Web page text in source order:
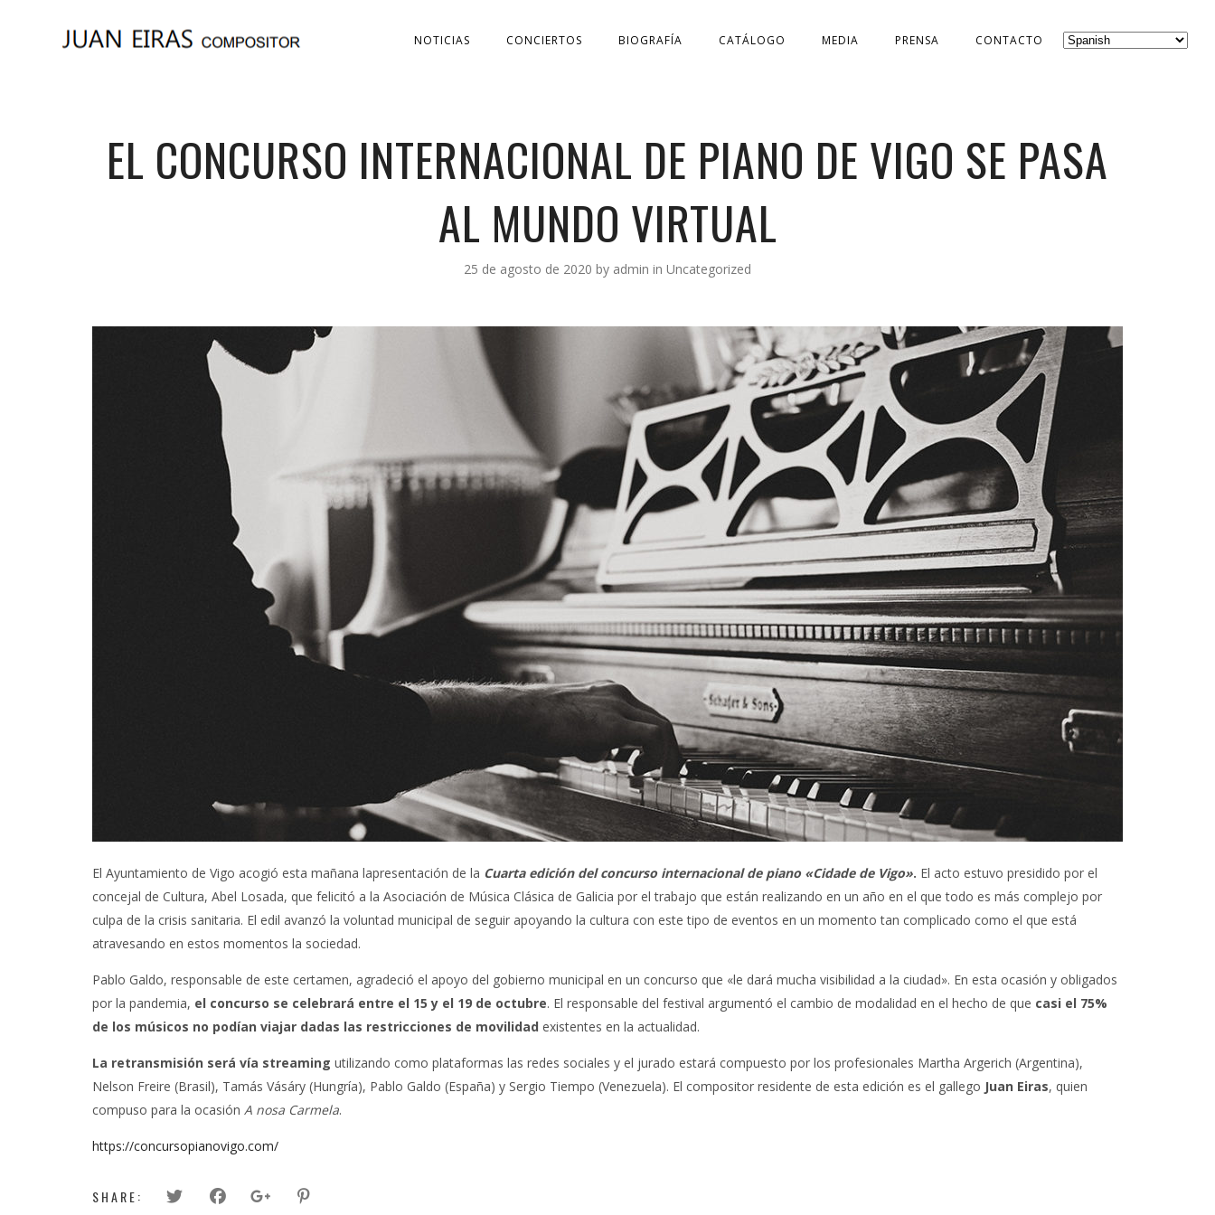
NOTICIAS CONCIERTOS BIOGRAFÍA CATÁLOGO MEDIA PRENSA CONTACTO
EL CONCURSO INTERNACIONAL DE PIANO DE VIGO SE PASA
AL MUNDO VIRTUAL
25 de agosto de 2020 by admin in Uncategorized
El Ayuntamiento de Vigo acogió esta mañana lapresentación de la Cuarta edición del concurso internacional de piano «Cidade de Vigo». El acto estuvo presidido por el
concejal de Cultura, Abel Losada, que felicitó a la Asociación de Música Clásica de Galicia por el trabajo que están realizando en un año en el que todo es más complejo por
culpa de la crisis sanitaria. El edil avanzó la voluntad municipal de seguir apoyando la cultura con este tipo de eventos en un momento tan complicado como el que está
atravesando en estos momentos la sociedad.
Pablo Galdo, responsable de este certamen, agradeció el apoyo del gobierno municipal en un concurso que «le dará mucha visibilidad a la ciudad». En esta ocasión y obligados
por la pandemia, el concurso se celebrará entre el 15 y el 19 de octubre. El responsable del festival argumentó el cambio de modalidad en el hecho de que casi el 75%
de los músicos no podían viajar dadas las restricciones de movilidad existentes en la actualidad.
La retransmisión será vía streaming utilizando como plataformas las redes sociales y el jurado estará compuesto por los profesionales Martha Argerich (Argentina),
Nelson Freire (Brasil), Tamás Vásáry (Hungría), Pablo Galdo (España) y Sergio Tiempo (Venezuela). El compositor residente de esta edición es el gallego Juan Eiras, quien
compuso para la ocasión A nosa Carmela.
https://concursopianovigo.com/
SHARE: